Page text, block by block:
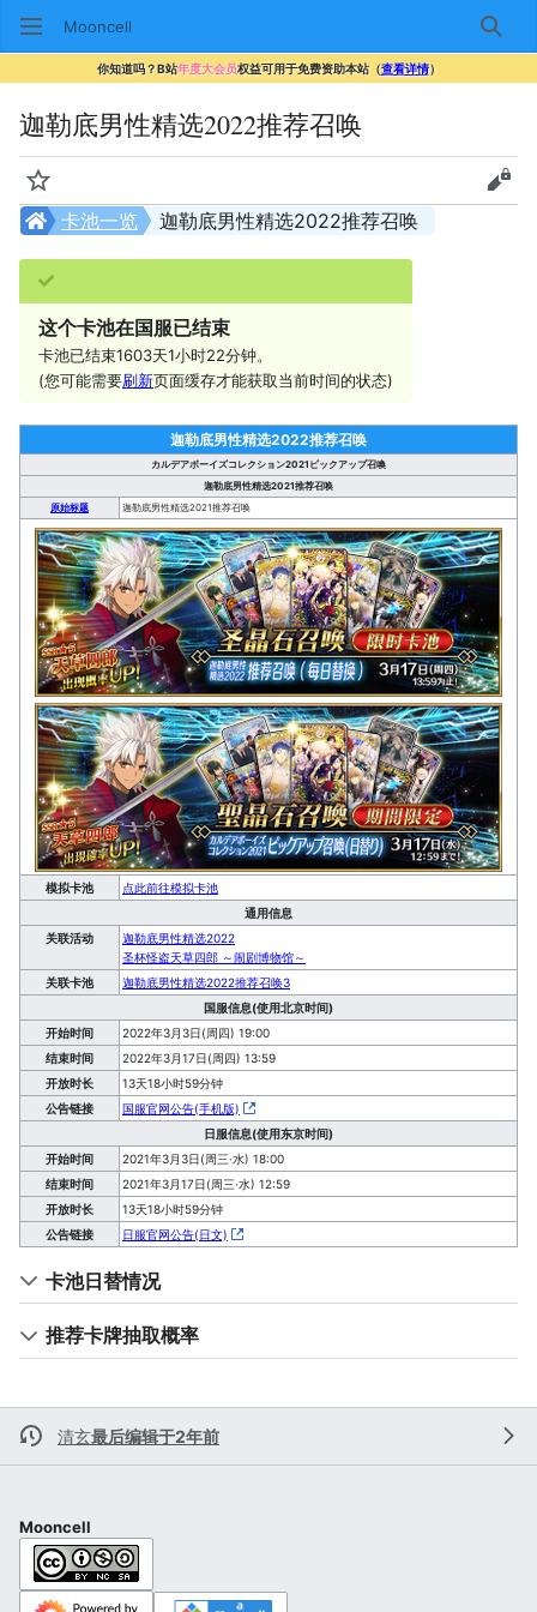
Mooncell 搜索
你知道吗？B站年度大会员权益可用于免费资助本站（查看详情）
迦勒底男性精选2022推荐召唤
监视 查看
迦勒底男性精选2022推荐召唤
卡池一览
这个卡池在国服已结束
卡池已结束1603天1小时22分钟。
(您可能需要刷新页面缓存才能获取当前时间的状态)
迦勒底男性精选2022推荐召唤
カルデアボーイズコレクション2021ピックアップ召喚
迦勒底男性精选2021推荐召唤
原始标题
迦勒底男性精选2021推荐召唤
模拟卡池
点此前往模拟卡池
通用信息
关联活动
迦勒底男性精选2022
圣杯怪盗天草四郎 ～闹剧博物馆～
关联卡池
迦勒底男性精选2022推荐召唤3
国服信息(使用北京时间)
开始时间
2022年3月3日(周四) 19:00
结束时间
2022年3月17日(周四) 13:59
开放时长
13天18小时59分钟
公告链接
国服官网公告(手机版)
日服信息(使用东京时间)
开始时间
2021年3月3日(周三·水) 18:00
结束时间
2021年3月17日(周三·水) 12:59
开放时长
13天18小时59分钟
公告链接
日服官网公告(日文)
卡池日替情况
推荐卡牌抽取概率
清玄最后编辑于2年前
Mooncell